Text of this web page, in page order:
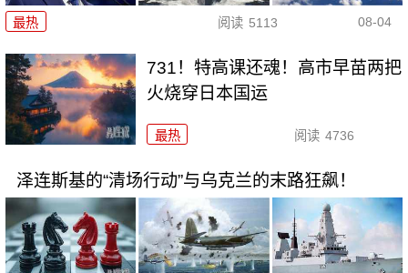
最热 阅读 5113 08-04
731！特高课还魂！高市早苗两把
火烧穿日本国运
最热 阅读 4736
泽连斯基的“清场行动”与乌克兰的末路狂飙！